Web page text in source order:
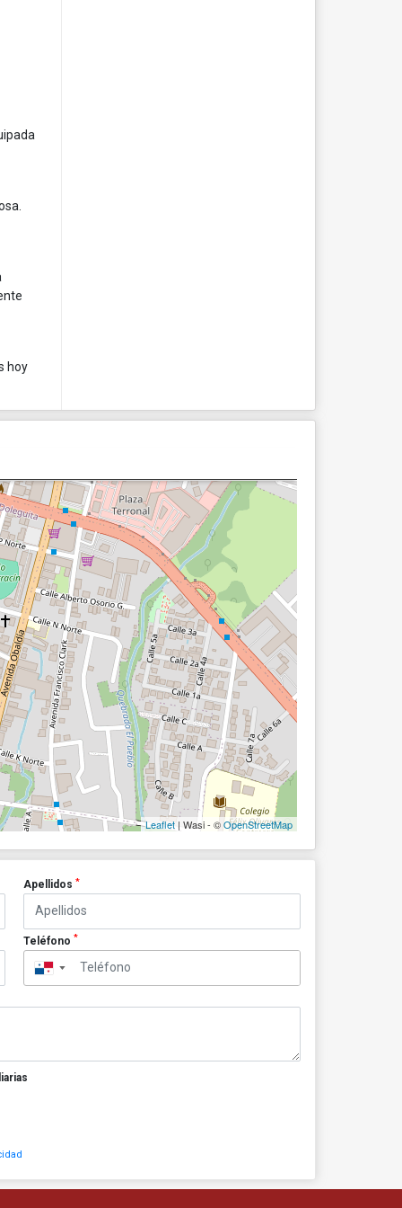
hoy
Leaflet| Wasi - ©OpenStreetMap
Apellidos *
Teléfono *
▼